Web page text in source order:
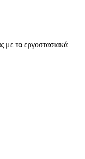
με τα εργοστασιακά